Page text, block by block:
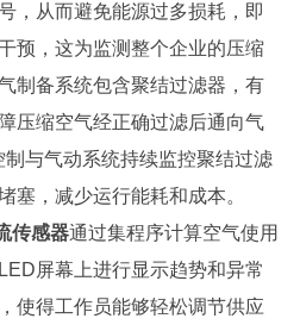
，从而避免能源过多损耗，即
预，这为监测整个企业的压缩
制备系统包含聚结过滤器，有
压缩空气经正确过滤后通向气
与气动系统持续监控聚结过滤
塞，减少运行能耗和成本。
传感器通过集程序计算空气使用
屏幕上进行显示趋势和异常
使得工作员能够轻松调节供应